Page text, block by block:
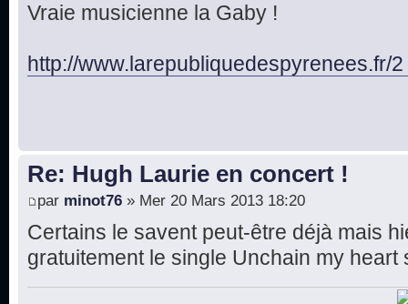
Vraie musicienne la Gaby !
http://www.larepubliquedespyrenees.fr/
Re: Hugh Laurie en concert !
par minot76 » Mer 20 Mars 2013 18:20
Certains le savent peut-être déjà mais
gratuitement le single Unchain my heart